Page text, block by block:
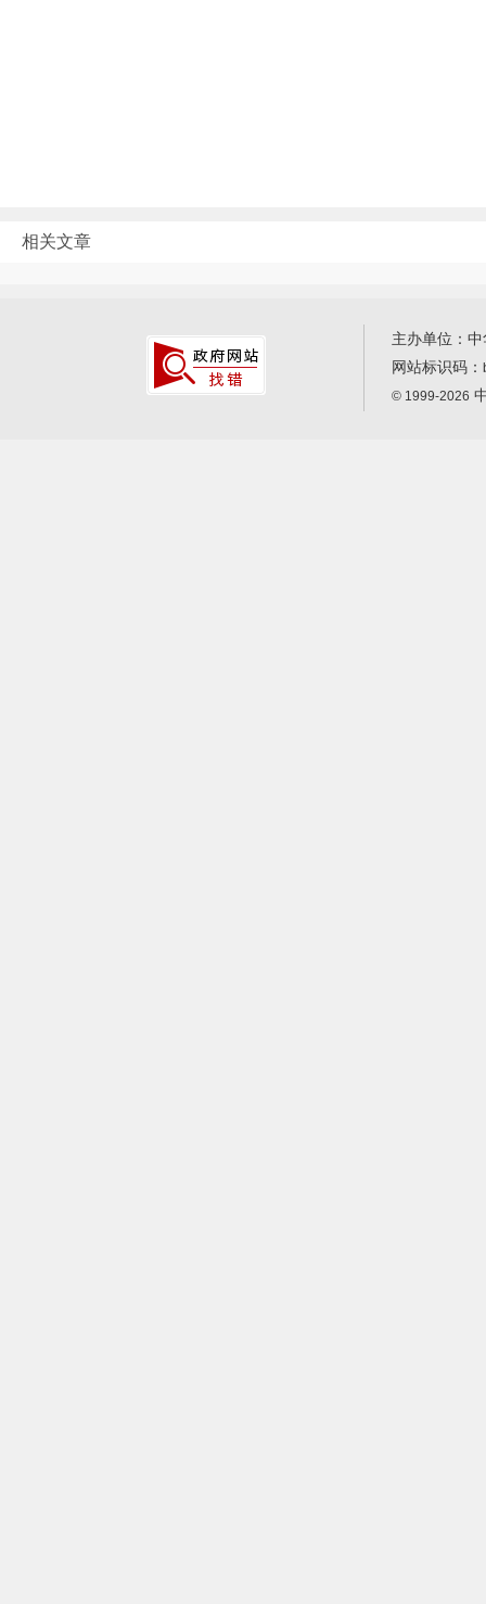
相关文章
主办单位：
网站标识码：
© 1999-2026